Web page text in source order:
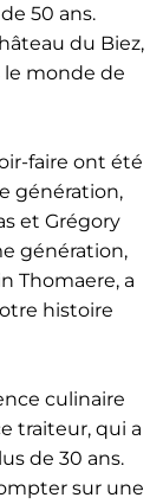
50 ans.
du Biez,
le monde de
faire ont été
génération,
et Grégory
génération,
Thomaere, a
histoire
culinaire
traiteur, qui a
de 30 ans.
sur une